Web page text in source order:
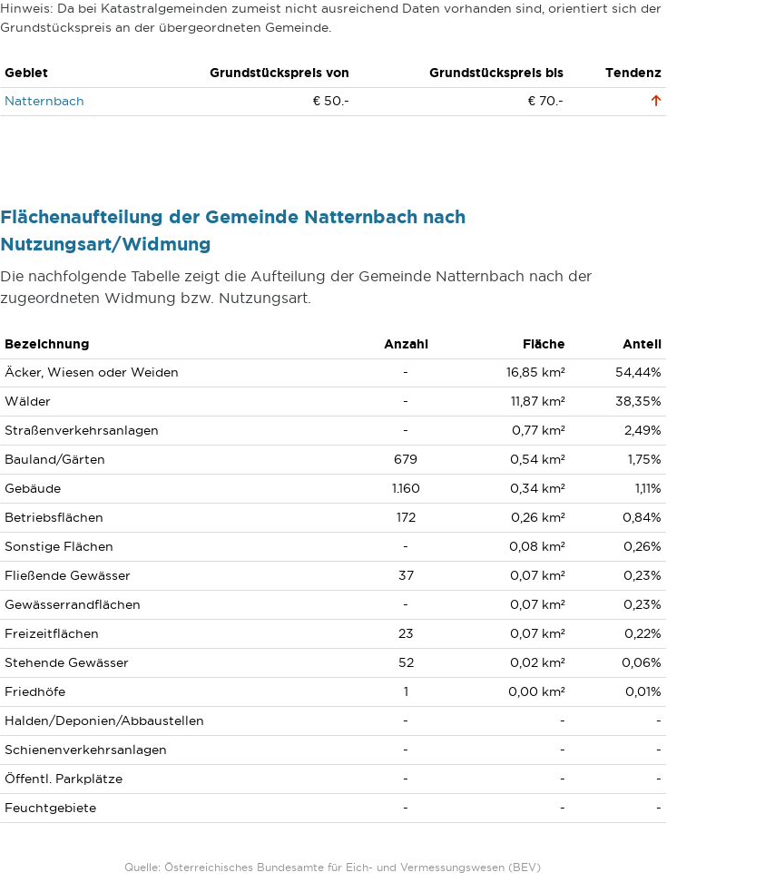
Hinweis: Da bei Katastralgemeinden zumeist nicht ausreichend Daten vorhanden sind, orientiert sich der
Grundstückspreis an der übergeordneten Gemeinde.
Gebiet Grundstückspreis von Grundstückspreis bis
Tendenz
Natternbach
€ 50.- € 70.-
Flächenaufteilung der Gemeinde Natternbach nach
Nutzungsart/Widmung
Die nachfolgende Tabelle zeigt die Aufteilung der Gemeinde Natternbach nach der
zugeordneten Widmung bzw. Nutzungsart.
Bezeichnung Anzahl Fläche
Anteil
Äcker, Wiesen oder Weiden
- 16,85 km²
54,44%
Wälder
- 11,87 km²
38,35%
Straßenverkehrsanlagen
- 0,77 km²
2,49%
Bauland/Gärten
679 0,54 km²
1,75%
Gebäude
1.160 0,34 km²
1,11%
Betriebsflächen
172 0,26 km²
0,84%
Sonstige Flächen
- 0,08 km²
0,26%
Fließende Gewässer
37 0,07 km²
0,23%
Gewässerrandflächen
- 0,07 km²
0,23%
Freizeitflächen
23 0,07 km²
0,22%
Stehende Gewässer
52 0,02 km²
0,06%
Friedhöfe
1 0,00 km²
0,01%
Halden/Deponien/Abbaustellen
- -
-
Schienenverkehrsanlagen
- -
-
Öffentl. Parkplätze
- -
-
Feuchtgebiete
- - -
Quelle: Österreichisches Bundesamte für Eich- und Vermessungswesen (BEV)